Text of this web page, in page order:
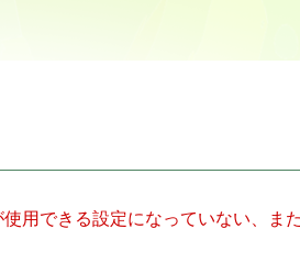
用できる設定になっていない、